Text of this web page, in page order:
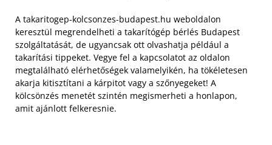
A takaritogep-kolcsonzes-budapest.hu weboldalon
keresztül megrendelheti a takarítógép bérlés Budapest
szolgáltatását, de ugyancsak ott olvashatja például a
takarítási tippeket. Vegye fel a kapcsolatot az oldalon
megtalálható elérhetőségek valamelyikén, ha tökéletesen
akarja kitisztítani a kárpitot vagy a szőnyegeket! A
kölcsönzés menetét szintén megismerheti a honlapon,
amit ajánlott felkeresnie.